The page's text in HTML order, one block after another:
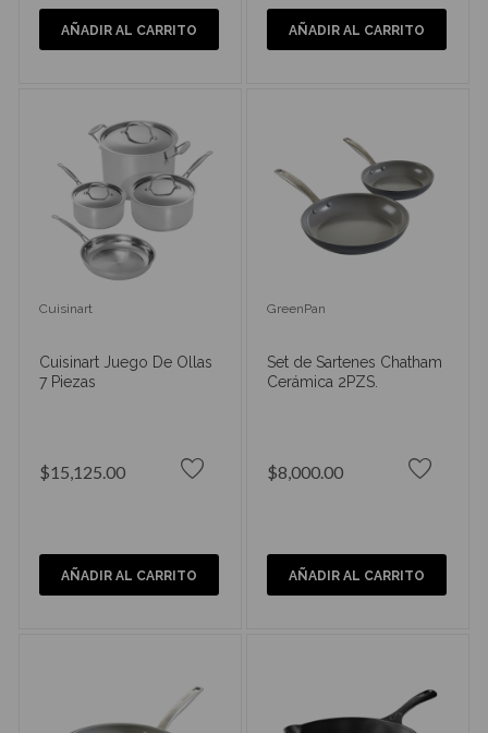
AÑADIR AL CARRITO AÑADIR AL CARRITO
Cuisinart
Cuisinart Juego De Ollas
7 Piezas
$15,125.00
AÑADIR AL CARRITO
GreenPan
Set de Sartenes Chatham
Cerámica 2PZS.
$8,000.00
AÑADIR AL CARRITO